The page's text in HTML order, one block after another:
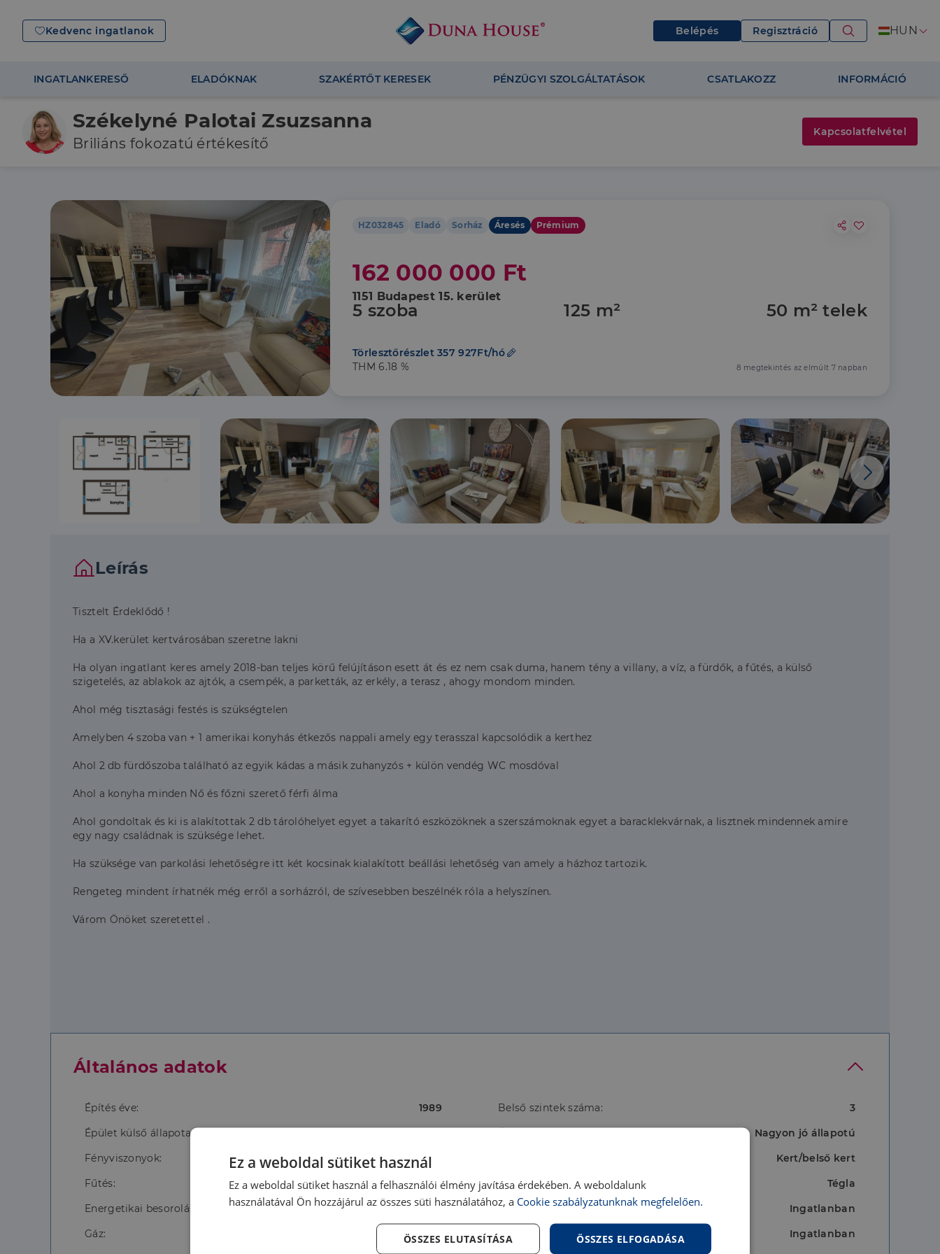
Kedvenc ingatlanok Belépés Regisztráció HUN
INGATLANKERESŐ ELADÓKNAK SZAKÉRTŐT KERESEK PÉNZÜGYI SZOLGÁLTATÁSOK CSATLAKOZZ INFORMÁCIÓ
HZ032845 Eladó Sorház Áresés Prémium
162 000 000 Ft
1151 Budapest 15. kerület
5 szoba 125 m² 50 m² telek
Törlesztőrészlet 357 927Ft/hó
THM 6.18 %
8 megtekintés az elmúlt 7 napban
Leírás
Tisztelt Érdeklődő !
Ha a XV.kerület kertvárosában szeretne lakni
Ha olyan ingatlant keres amely 2018-ban teljes körű felújításon esett át és ez nem csak duma, hanem tény a villany, a víz, a fürdők, a fűtés, a külső
szigetelés, az ablakok az ajtók, a csempék, a parketták, az erkély, a terasz , ahogy mondom minden.
Ahol még tisztasági festés is szükségtelen
Amelyben 4 szoba van + 1 amerikai konyhás étkezős nappali amely egy terasszal kapcsolódik a kerthez
Ahol 2 db fürdőszoba található az egyik kádas a másik zuhanyzós + külön vendég WC mosdóval
Ahol a konyha minden Nő és főzni szerető férfi álma
Ahol gondoltak és ki is alakítottak 2 db tárolóhelyet egyet a takarító eszközöknek a szerszámoknak egyet a baracklekvárnak, a lisztnek mindennek amire
egy nagy családnak is szüksége lehet.
Ha szüksége van parkolási lehetőségre itt két kocsinak kialakított beállási lehetőség van amely a házhoz tartozik.
Rengeteg mindent írhatnék még erről a sorházról, de szívesebben beszélnék róla a helyszínen.
Várom Önöket szeretettel .
Általános adatok
Építés éve: 1989 Belső szintek száma:
3
Épület külső állapota:
Nagyon jó állapotú
Fényviszonyok:
Napfényes
Kert/belső kert
Fűtés:
Gáz cirkó Szerkezet:
Tégla
Energetikai besorolás:
Nincs megadva Víz:
Ingatlanban
Gáz:
Ingatlanban Villany:
Ingatlanban
Székelyné Palotai Zsuzsanna
Briliáns fokozatú értékesítő
Kapcsolatfelvétel
Ez a weboldal sütiket használ
Ez a weboldal sütiket használ a felhasználói élmény javítása érdekében. A weboldalunk
használatával Ön hozzájárul az összes süti használatához, a Cookie szabályzatunknak megfelelően.
ÖSSZES ELFOGADÁSA
ÖSSZES ELUTASÍTÁSA